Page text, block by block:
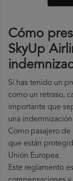
Cómo
SkyUp
Si has tenido un
como un retraso,
importante que
una
Como pasajero
que están
Unión Europea.
Este reglamento